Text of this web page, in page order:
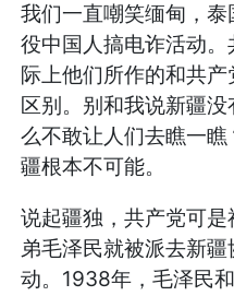
我们一直嘲笑缅甸，
役中国人搞电诈活动
际上他们所作的和共
区别。别和我说新疆
么不敢让人们去瞧一
疆根本不可能。
说起疆独，共产党可
弟毛泽民就被派去新
动。1938年，毛泽民